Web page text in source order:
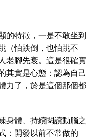
的特徵，一是不敢坐到
（怕跌倒，也怕跳不
老腳先衰。這是很確實
其實是心態：認為自己
力了，於是這個那個都
身體、持續閱讀動腦之
：開發以前不常做的